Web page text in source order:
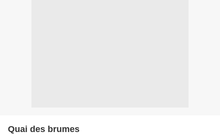
Quai des brumes